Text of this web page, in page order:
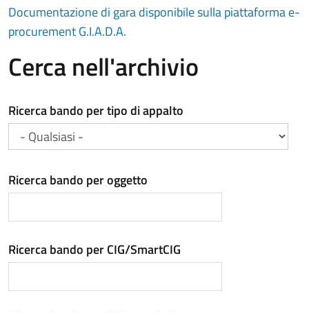
Documentazione di gara disponibile sulla piattaforma e-
procurement G.I.A.D.A.
Cerca nell'archivio
Ricerca bando per tipo di appalto
Ricerca bando per oggetto
Ricerca bando per CIG/SmartCIG